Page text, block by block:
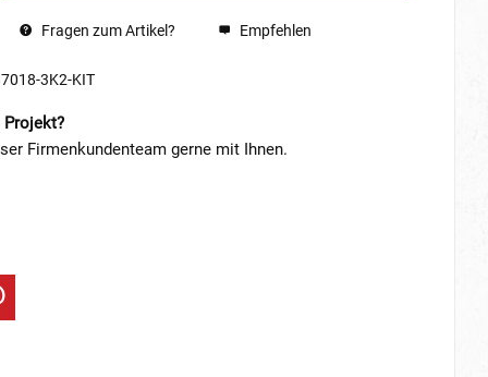
Fragen zum Artikel? Empfehlen
3K2-KIT
Projekt?
Firmenkundenteam gerne mit Ihnen.